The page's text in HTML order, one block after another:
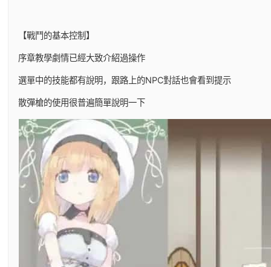
【戰鬥的基本控制】
序章教學劇情已經大致介紹過操作
選單中的技能都有說明，跟路上的NPC對話也會看到提示
散彈槍的使用很普遍簡單說明一下